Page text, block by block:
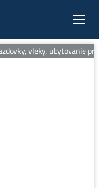
vleky, ubytovanie